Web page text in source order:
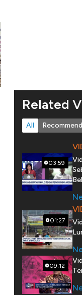
Related
All
03:59
01:27
09:12